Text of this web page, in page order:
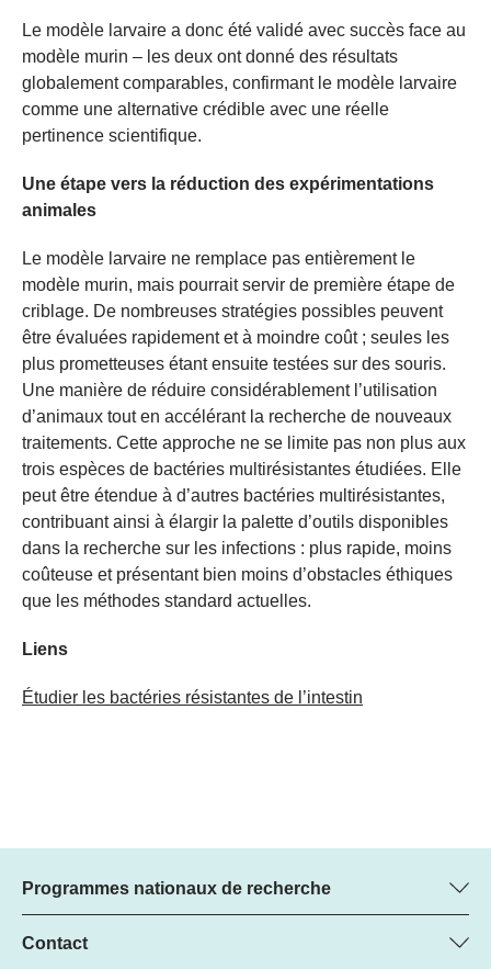
Le modèle larvaire a donc été validé avec succès face au
modèle murin – les deux ont donné des résultats
globalement comparables, confirmant le modèle larvaire
comme une alternative crédible avec une réelle
pertinence scientifique.
Une étape vers la réduction des expérimentations
animales
Le modèle larvaire ne remplace pas entièrement le
modèle murin, mais pourrait servir de première étape de
criblage. De nombreuses stratégies possibles peuvent
être évaluées rapidement et à moindre coût ; seules les
plus prometteuses étant ensuite testées sur des souris.
Une manière de réduire considérablement l’utilisation
d’animaux tout en accélérant la recherche de nouveaux
traitements. Cette approche ne se limite pas non plus aux
trois espèces de bactéries multirésistantes étudiées. Elle
peut être étendue à d’autres bactéries multirésistantes,
contribuant ainsi à élargir la palette d’outils disponibles
dans la recherche sur les infections : plus rapide, moins
coûteuse et présentant bien moins d’obstacles éthiques
que les méthodes standard actuelles.
Liens
Étudier les bactéries résistantes de l’intestin
Programmes nationaux de recherche
Vous trouverez ici des informations sur tous les Programmes
nationaux de recherche (PNR) :
Contact